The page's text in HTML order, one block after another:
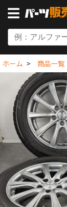
ホーム 商品一覧